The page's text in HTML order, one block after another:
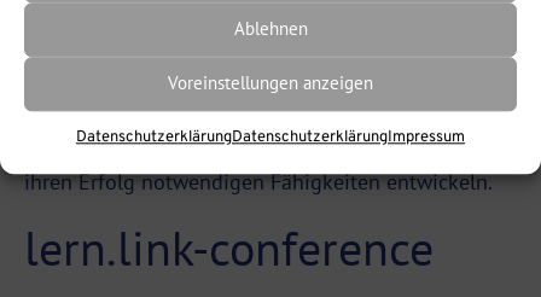
Ablehnen
Voreinstellungen anzeigen
DatenschutzerklärungDatenschutzerklärungImpressum
Es bietet Tools zur Erstellung interaktiver Inhalte,
zur Förderung der Zusammenarbeit und zum
Tracking von Lernfortschritten. So können HR-
Fachleute sicherstellen, dass ihre Mitarbeiter die für
ihren Erfolg notwendigen Fähigkeiten entwickeln.
lern.link-conference